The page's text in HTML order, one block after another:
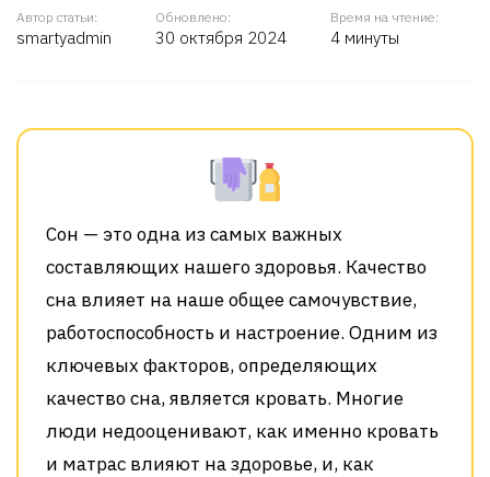
Автор статьи:
smartyadmin
Обновлено:
30 октября 2024
Время на чтение:
4 минуты
Сон — это одна из самых важных
составляющих нашего здоровья. Качество
сна влияет на наше общее самочувствие,
работоспособность и настроение. Одним из
ключевых факторов, определяющих
качество сна, является кровать. Многие
люди недооценивают, как именно кровать
и матрас влияют на здоровье, и, как